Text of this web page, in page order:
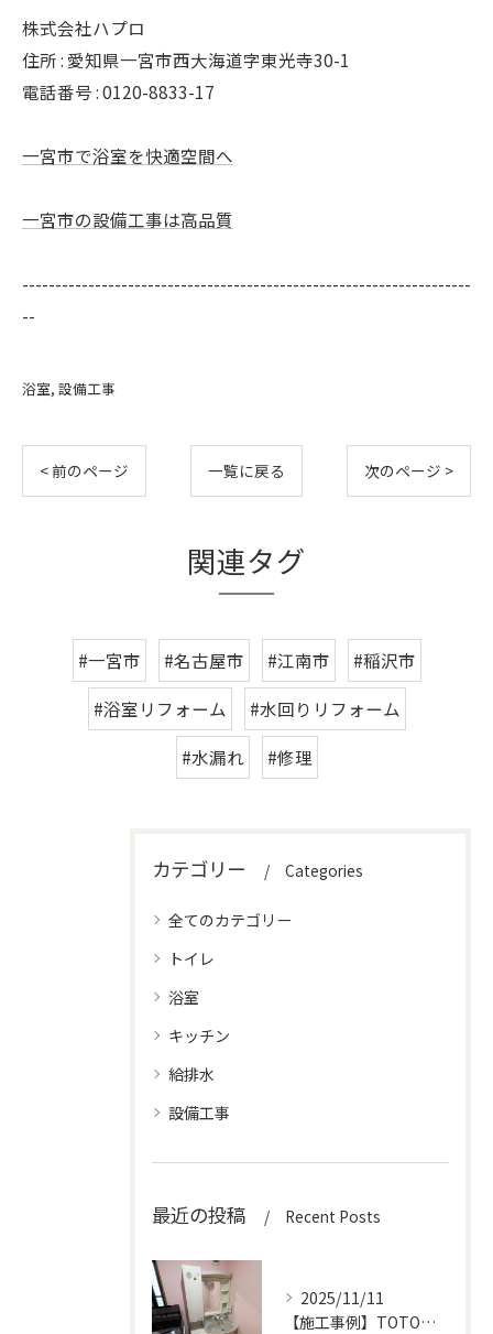
株式会社ハプロ
住所 : 愛知県一宮市西大海道字東光寺30-1
電話番号 : 0120-8833-17
一宮市で浴室を快適空間へ
一宮市の設備工事は高品質
--------------------------------------------------------------------
--
浴室 設備工事
< 前のページ 一覧に戻る 次のページ >
関連タグ
#一宮市 #名古屋市 #江南市
#稲沢市
#浴室リフォーム
#水回りリフォーム
#水漏れ
#修理
カテゴリー Categories
全てのカテゴリー
トイレ
浴室
キッチン
給排水
設備工事
最近の投稿 Recent Posts
2025/11/11
【施工事例】TOTOオクターブで洗面化粧台を交換！収納力とデザイン性がアップ！